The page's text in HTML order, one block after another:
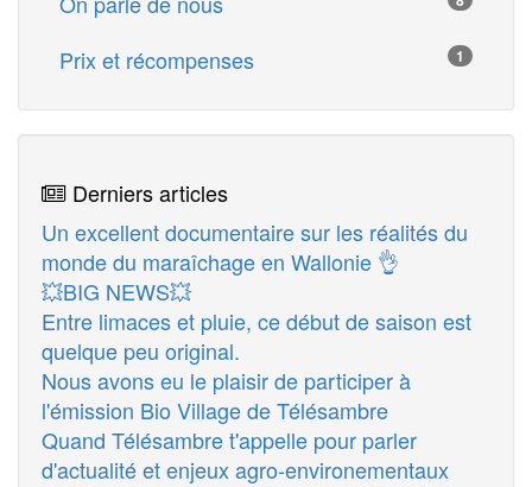
1
Prix et récompenses
Derniers articles
Un excellent documentaire sur les réalités du
monde du maraîchage en Wallonie 👌
💥BIG NEWS💥
Entre limaces et pluie, ce début de saison est
quelque peu original.
Nous avons eu le plaisir de participer à
l'émission Bio Village de Télésambre
Quand Télésambre t'appelle pour parler
d'actualité et enjeux agro-environementaux